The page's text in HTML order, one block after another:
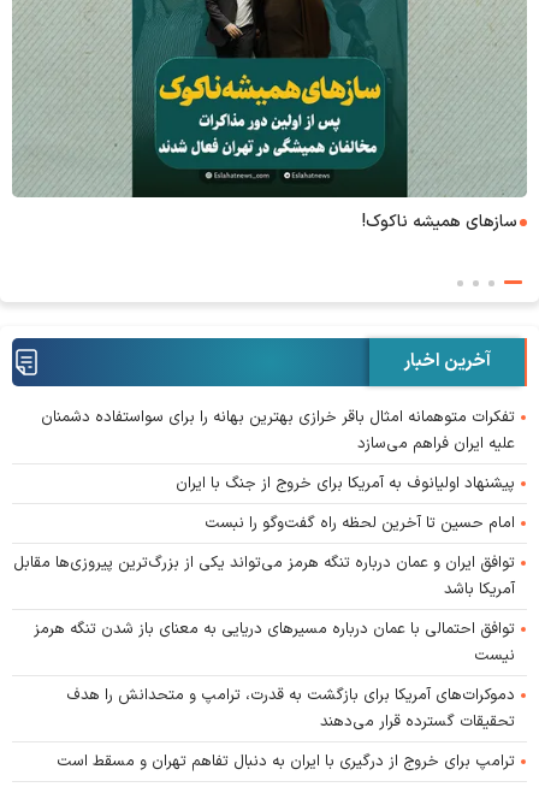
۶+۱ مدعی بهشت
آخرین اخبار
تفکرات متوهمانه امثال باقر خرازی بهترین بهانه را برای سواستفاده دشمنان
علیه ایران فراهم می‌سازد
پیشنهاد اولیانوف به آمریکا برای خروج از جنگ با ایران
امام حسین تا آخرین لحظه راه گفت‌و‌گو را نبست
توافق ایران و عمان درباره تنگه هرمز می‌تواند یکی از بزرگ‌ترین پیروزی‌ها مقابل
آمریکا باشد
توافق احتمالی با عمان درباره مسیر‌های دریایی به معنای باز شدن تنگه هرمز
نیست
دموکرات‌های آمریکا برای بازگشت به قدرت، ترامپ و متحدانش را هدف
تحقیقات گسترده قرار می‌دهند
ترامپ برای خروج از درگیری با ایران به دنبال تفاهم تهران و مسقط است